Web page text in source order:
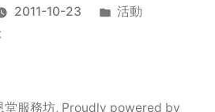
2011-10-23
Posted
活動
on
服
堂服務坊, Proudly powered by